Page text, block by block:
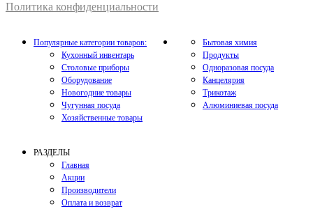
Политика конфиденциальности
Популярные категории товаров:
Кухонный инвентарь
Столовые приборы
Оборудование
Новогодние товары
Чугунная посуда
Хозяйственные товары
Бытовая химия
Продукты
Одноразовая посуда
Канцелярия
Трикотаж
Алюминиевая посуда
РАЗДЕЛЫ
Главная
Акции
Производители
Оплата и возврат